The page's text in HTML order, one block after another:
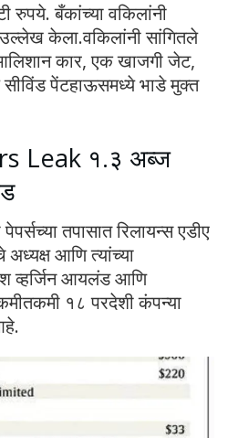
रुपये. बँकांच्या वकिलांनी
उल्लेख केला.वकिलांनी सांगितले
कार, एक खाजगी जेट,
सीविंड पेंटहाऊसमध्ये भाडे मुक्त
Leak १.३ अब्ज
तपासात रिलायन्स एडीए
आणि त्यांच्या
व्हर्जिन आयलंड आणि
१८ परदेशी कंपन्या